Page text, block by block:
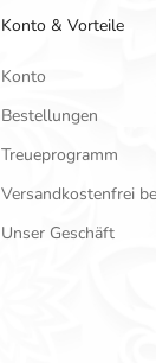
Konto & Vorteile
Konto
Bestellungen
Treueprogramm
Versandkostenfrei
Unser Geschäft